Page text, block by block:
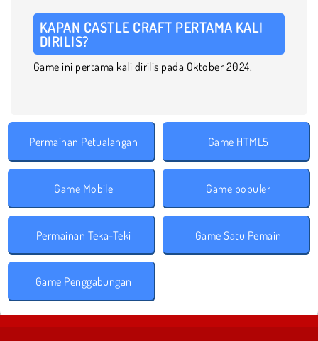
KAPAN CASTLE CRAFT PERTAMA KALI
DIRILIS?
Game ini pertama kali dirilis pada Oktober 2024.
Permainan Petualangan Game HTML5
Game Mobile Game populer
Permainan Teka-Teki Game Satu Pemain
Game Penggabungan